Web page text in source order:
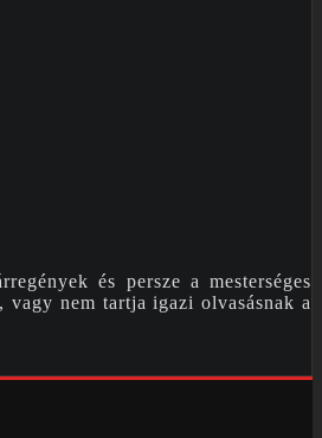
és persze a mesterséges
nem tartja igazi olvasásnak a